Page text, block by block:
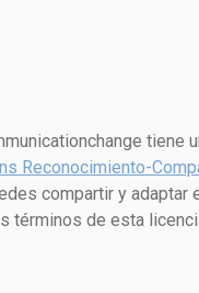
tiene
Reconocimiento-
compartir y adaptar
términos de esta